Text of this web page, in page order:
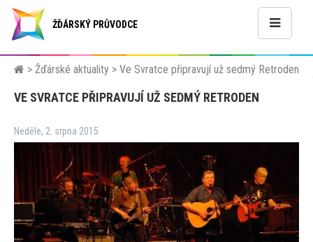
ŽĎÁRSKÝ PRŮVODCE
> Žďárské aktuality > Ve Svratce připravují už sedmý Retroden
VE SVRATCE PŘIPRAVUJÍ UŽ SEDMÝ RETRODEN
Neděle, 2. srpna 2015